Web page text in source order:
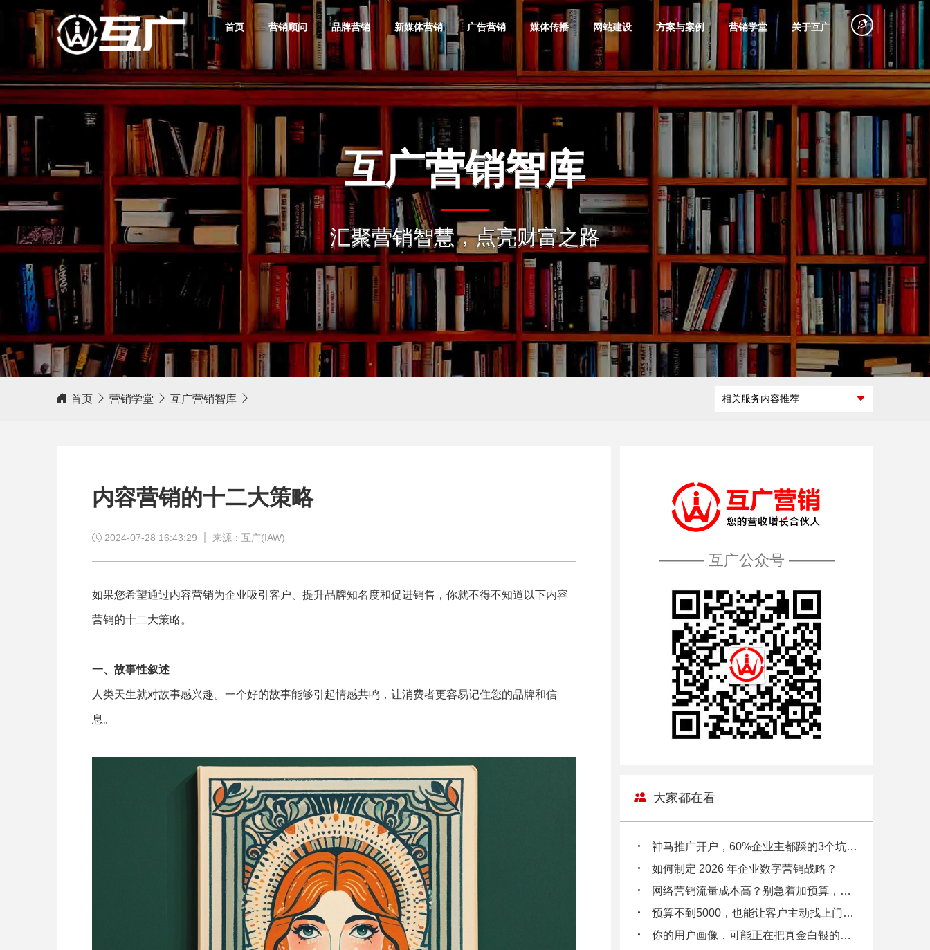
首页 营销顾问
数字营销顾问
让每一分营销投入都见效
网络营销策划
助您构建出通向成功的地图
整合营销
问题一站解决 · 品牌一战成名
媒介顾问
提升广告效果，节省推广成本
营销培训
全面提升咨询转化率
品牌营销
互广品牌营销
筑就好卖品牌
品牌全案
品牌定位
品牌战略咨询
品牌营销策划
品牌产品规划
品牌推广服务
品牌信息铺垫
品牌广告摄制
个人IP打造
新媒体营销
互广新媒体营销服务
您的业绩增长新引擎
抖音营销
快手营销
短视频营销
知乎营销
微信营销
小红书营销
B站营销
内容营销
探店
网红大号营销
直播营销
网红带货
创意视频策划
种草笔记
视频号营销
百家号营销
广告营销
数字广告营销
存量竞争时代商战核武器
互联网广告策
划
动画广告制作
宣传片摄制
明星/网红经纪
互联网广告效
果提升
百度营销代运
必应国内广告
投放
神马搜索竞价
推广
360搜索推广
巨量引擎代运
营
磁力引擎代运
营
谷歌海外推广
(SEM)
微信广告策划
信息流广告投
影视广告投放
品牌短剧广告
媒体传播
互广媒体传播服务
奠定产品好卖基因
软文营销 媒体邀约 故事营销
活动/发布会 自媒体营销 海外发稿 口碑营销
网站建设
互广建站 精致时尚
高端网站定制其实不贵！
企业网站建设
品牌网站定制
营销型网站建
设
集团网站建设
门户网站建设
外贸网站建设
活动网站建设
广告落地页制
作
网站运营维护
网站优化推广
网站技术服务
SEO、SEM培
训
电商网站搭建
电子商务系统
定制开发
产品商城网站
建设
手机电商解决
方案
互联网广告交
易平台开发
区块链平台解
微信会员电商
平台建设
团购商城建设
微信小程序开
微官网搭建
微商城定制开
发
微活动策划
方案与案例
数字营销解决方案与案例
金融投资
服装服饰
教育培训
手机数码
奢侈品
地产公司
电子电器
电子商务
旅游行业
美容化妆品
粮油食品
物流运输
节能环保
五金机电
其它行业
营销学堂
互广营销学堂
您的互联网数字营销学习基地
互广营销智库
汇聚营销智慧，点亮财富之路
奥旗智库
互广旗下智能化商业智库
掘魁数据
互广旗下商业数据深度挖掘工具
品牌课堂
互广品牌经营管理研究课堂
关于互广
互广简介
您的营收增长合伙人
互广资讯
掌握互联网广告营销行业发展趋势 引领
行业发展潮流
值得选择
选择增加您事业的成功概率
愿景价值
把“互广”经营成互联网广告的简称，帮
更多潜力企业实现商业蓝图
联系我们
一切从沟通开始，联系即享专属方案，
别错过！
客户评价
相信我，互广营销，值得信赖！
Hello,新朋友
感谢您的访问,您是否还想了解
互广能做什
么
互广做过什
么
如何开展合
怎么加入互
互广营销智库
汇聚营销智慧，点亮财富之路
首页 营销学堂 互广营销智库 相关服务内容推荐
内容营销的十二大策略
2024-07-28 16:43:29 来源：互广(IAW)
如果您希望通过内容营销为企业吸引客户、提升品牌知名度和促进销售，你就不得不知道以下内容
营销的十二大策略。
一、故事性叙述
人类天生就对故事感兴趣。一个好的故事能够引起情感共鸣，让消费者更容易记住您的品牌和信
息。
——— 互广公众号 ———
大家都在看
神马推广开户，60%企业主都踩的3个坑，你中招了吗？
如何制定 2026 年企业数字营销战略？
网络营销流量成本高？别急着加预算，先看看你的数据漏斗在漏多少钱！
预算不到5000，也能让客户主动找上门？小企业主都在偷偷用的3个低成本引流逻辑
你的用户画像，可能正在把真金白银的客户往外推